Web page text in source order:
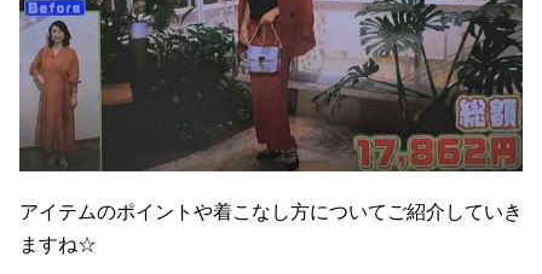
アイテムのポイントや着こなし方についてご紹介していき
ますね☆